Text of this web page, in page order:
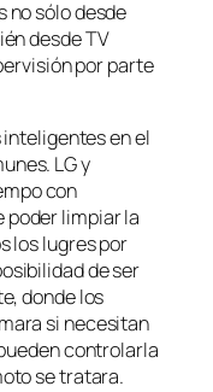
no sólo desde
desde TV
por parte
en el
LG y
con
poder limpiar la
los lugres por
de ser
donde los
si necesitan
controlarla
se tratara.